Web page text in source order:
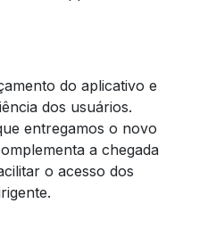
do aplicativo e
dos usuários.
entregamos o novo
a chegada
o acesso dos